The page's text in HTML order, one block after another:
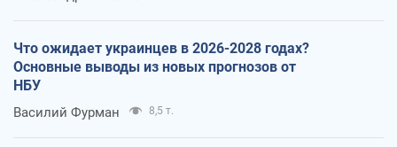
Что ожидает украинцев в 2026-2028 годах?
Основные выводы из новых прогнозов от
НБУ
Василий Фурман 8,5 т.